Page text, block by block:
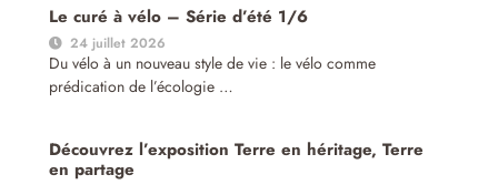
Le curé à vélo – Série d’été 1/6
24 juillet 2026
Du vélo à un nouveau style de vie : le vélo comme
prédication de l’écologie …
Découvrez l’exposition Terre en héritage, Terre
en partage